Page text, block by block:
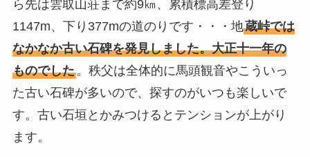
ら先は雲取山荘まで約9㎞、累積標高差登り
1147m、下り377mの道のりです・・・地蔵峠では
なかなか古い石碑を発見しました。大正十一年の
ものでした。秩父は全体的に馬頭観音やこういっ
た古い石碑が多いので、探すのがいつも楽しいで
す。古い石垣とかみつけるとテンションが上がり
ます。